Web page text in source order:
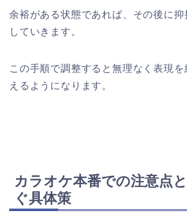
余裕がある状態であれば、その後に抑
していきます。
この手順で調整すると無理なく表現を
えるようになります。
カラオケ本番での注意点
ぐ具体策